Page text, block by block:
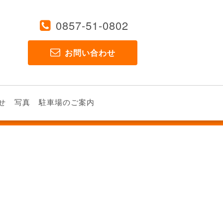
0857-51-0802
お問い合わせ
写真 駐車場のご案内